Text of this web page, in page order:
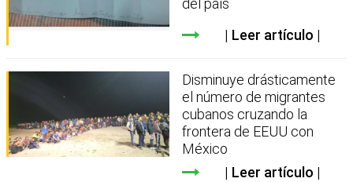
del país
Leer artículo
Disminuye drásticamente
el número de migrantes
cubanos cruzando la
frontera de EEUU con
México
Leer artículo